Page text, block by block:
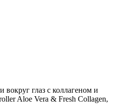
вокруг глаз с коллагеном и
Aloe Vera & Fresh Collagen,